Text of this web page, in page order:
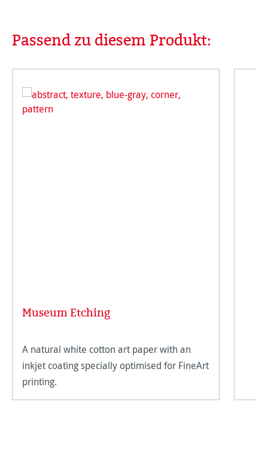
Produktgalerie überspringen
Passend zu diesem Produkt:
Museum Etching
A natural white cotton art paper with an
inkjet coating specially optimised for FineArt
printing.